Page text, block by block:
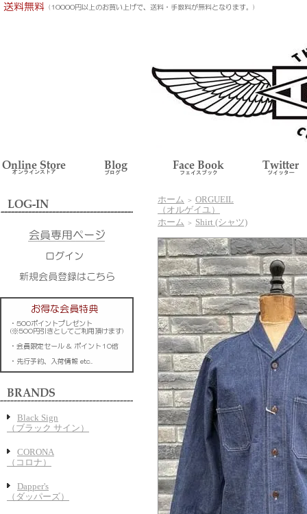
Black Sign
（ブラック サイン）
CORONA
（コロナ）
Dapper's
（ダッパーズ）
ホーム ＞ ORGUEIL
（オルゲイユ）
ホーム ＞ Shirt (シャツ)